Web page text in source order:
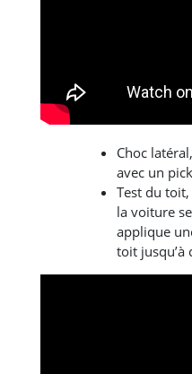
Choc
avec un
Test du
la voiture
applique
toit jusqu’à